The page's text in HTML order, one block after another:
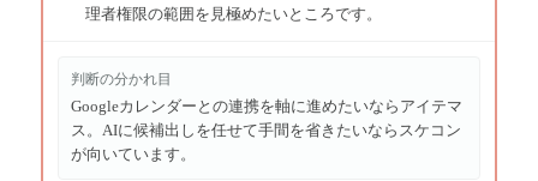
理者権限の範囲を見極めたいところです。
判断の分かれ目
Googleカレンダーとの連携を軸に進めたいならアイテマ
ス。AIに候補出しを任せて手間を省きたいならスケコン
が向いています。